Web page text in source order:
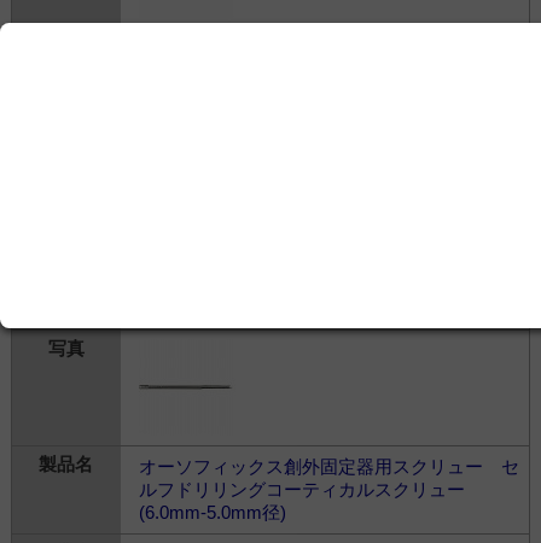
オーソフィックス創外固定器用スクリュー セ
ルフドリリングコーティカルスクリュー
(6.0mm-5.0mm径)